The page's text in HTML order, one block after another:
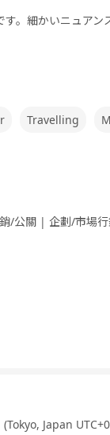
。細かいニュアン
Travelling
/公關 | 企劃/市場
(Tokyo, Japan